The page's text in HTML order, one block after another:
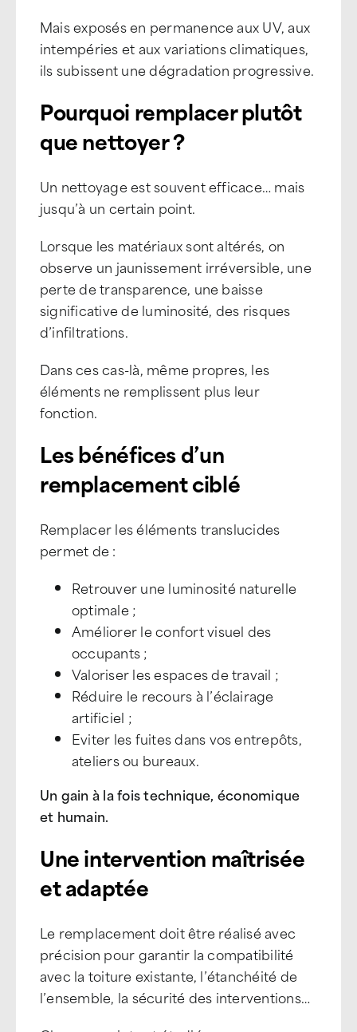
Mais exposés en permanence aux UV, aux
intempéries et aux variations climatiques,
ils subissent une dégradation progressive.
Pourquoi remplacer plutôt
que nettoyer ?
Un nettoyage est souvent efficace… mais
jusqu’à un certain point.
Lorsque les matériaux sont altérés, on
observe un jaunissement irréversible, une
perte de transparence, une baisse
significative de luminosité, des risques
d’infiltrations.
Dans ces cas-là, même propres, les
éléments ne remplissent plus leur
fonction.
Les bénéfices d’un
remplacement ciblé
Remplacer les éléments translucides
permet de :
Retrouver une luminosité naturelle
optimale ;
Améliorer le confort visuel des
occupants ;
Valoriser les espaces de travail ;
Réduire le recours à l’éclairage
artificiel ;
Eviter les fuites dans vos entrepôts,
ateliers ou bureaux.
Un gain à la fois technique, économique
et humain.
Une intervention maîtrisée
et adaptée
Le remplacement doit être réalisé avec
précision pour garantir la compatibilité
avec la toiture existante, l’étanchéité de
l’ensemble, la sécurité des interventions…